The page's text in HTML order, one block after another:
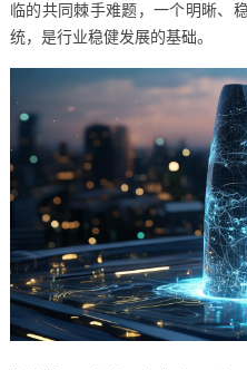
临的共同棘手难题，一个明晰、
统，是行业稳健发展的基础。